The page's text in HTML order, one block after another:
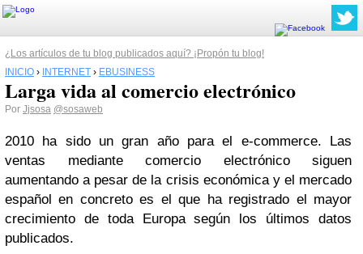
¿Los artículos de tu blog publicados aquí? ¡Propón tu blog!
INICIO › INTERNET › EBUSINESS
Larga vida al comercio electrónico
Por Jjsosa @sosaweb
2010 ha sido un gran año para el e-commerce. Las
ventas mediante comercio electrónico siguen
aumentando a pesar de la crisis económica y el mercado
español en concreto es el que ha registrado el mayor
crecimiento de toda Europa según los últimos datos
publicados.